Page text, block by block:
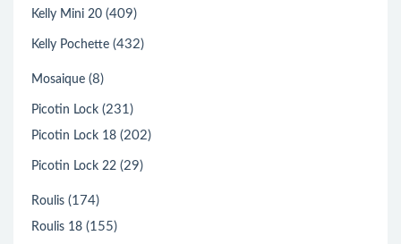
Kelly Mini 20 (409)
Kelly Pochette (432)
Mosaique (8)
Picotin Lock (231)
Picotin Lock 18 (202)
Picotin Lock 22 (29)
Roulis (174)
Roulis 18 (155)